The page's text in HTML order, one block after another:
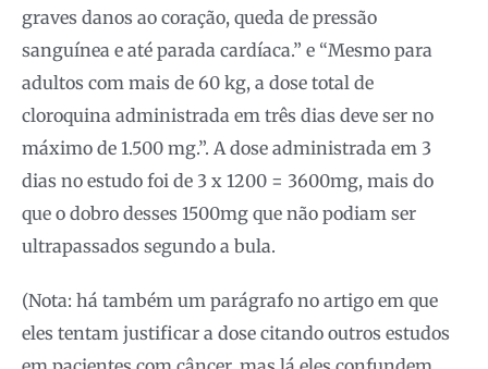
graves danos ao coração, queda de pressão
sanguínea e até parada cardíaca.” e “Mesmo para
adultos com mais de 60 kg, a dose total de
cloroquina administrada em três dias deve ser no
máximo de 1.500 mg.”. A dose administrada em 3
dias no estudo foi de 3 x 1200 = 3600mg, mais do
que o dobro desses 1500mg que não podiam ser
ultrapassados segundo a bula.
(Nota: há também um parágrafo no artigo em que
eles tentam justificar a dose citando outros estudos